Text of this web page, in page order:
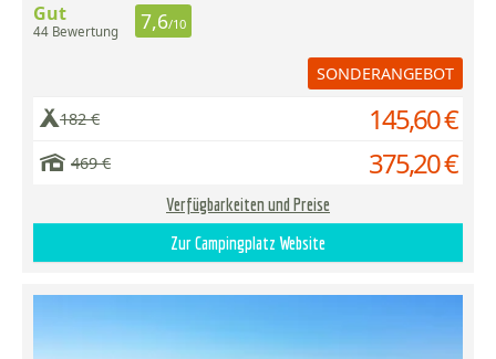
Gut
44 Bewertung 7,6/10
SONDERANGEBOT
182 € 145,60 €
469 € 375,20 €
Verfügbarkeiten und Preise
Zur Campingplatz Website